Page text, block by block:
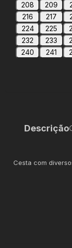
208
209
216
217
224
225
232
233
240
241
Descrição
Cesta com